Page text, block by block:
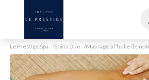
Le Prestige Spa Soins Duo Massage à l'huile de